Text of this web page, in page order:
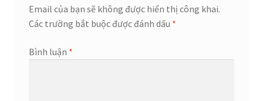
Email của bạn sẽ không được hiển thị công khai.
Các trường bắt buộc được đánh dấu *
Bình luận *